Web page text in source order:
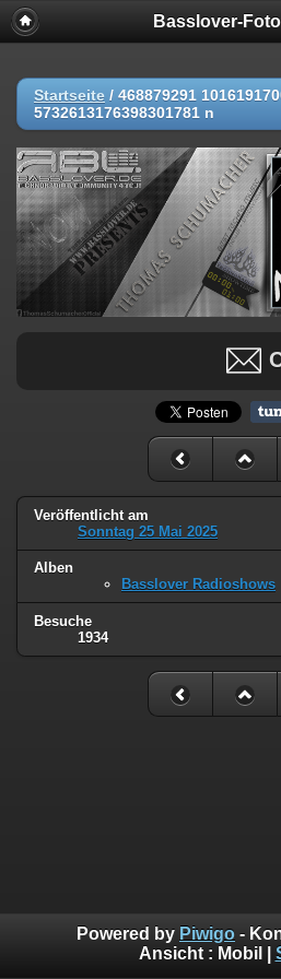
Basslover-
Startseite / 468879291
5732613176398301781 n
Veröffentlicht am
Sonntag 25 Mai 2025
Alben
Basslover Radioshows
Besuche
1934
Powered by Piwigo -
Ansicht : Mobil